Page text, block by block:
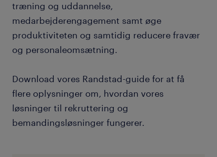
træning og uddannelse,
medarbejderengagement samt øge
produktiviteten og samtidig reducere fravær
og personaleomsætning.
Download vores Randstad-guide for at få
flere oplysninger om, hvordan vores
løsninger til rekruttering og
bemandingsløsninger fungerer.